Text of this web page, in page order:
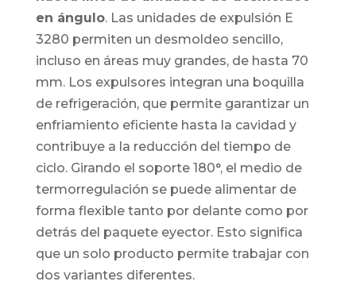
en ángulo. Las unidades de expulsión E
3280 permiten un desmoldeo sencillo,
incluso en áreas muy grandes, de hasta 70
mm. Los expulsores integran una boquilla
de refrigeración, que permite garantizar un
enfriamiento eficiente hasta la cavidad y
contribuye a la reducción del tiempo de
ciclo. Girando el soporte 180°, el medio de
termorregulación se puede alimentar de
forma flexible tanto por delante como por
detrás del paquete eyector. Esto significa
que un solo producto permite trabajar con
dos variantes diferentes.